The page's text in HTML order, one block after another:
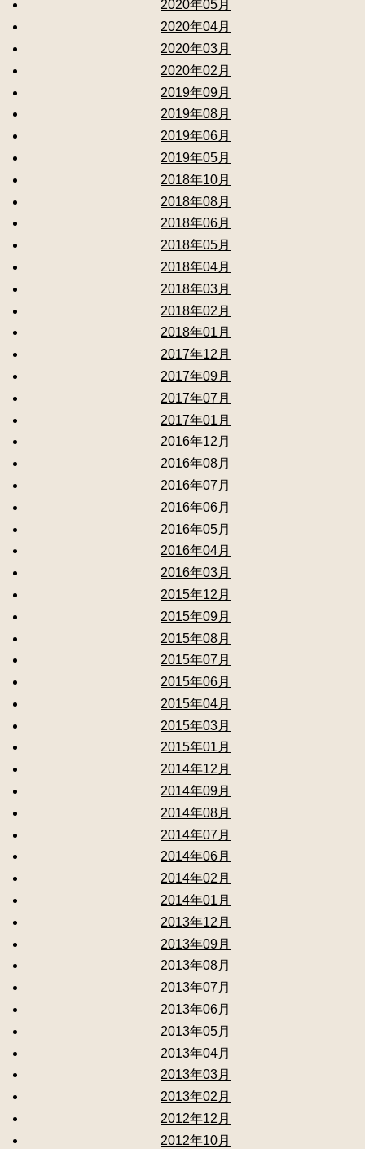
2020年05月
2020年04月
2020年03月
2020年02月
2019年09月
2019年08月
2019年06月
2019年05月
2018年10月
2018年08月
2018年06月
2018年05月
2018年04月
2018年03月
2018年02月
2018年01月
2017年12月
2017年09月
2017年07月
2017年01月
2016年12月
2016年08月
2016年07月
2016年06月
2016年05月
2016年04月
2016年03月
2015年12月
2015年09月
2015年08月
2015年07月
2015年06月
2015年04月
2015年03月
2015年01月
2014年12月
2014年09月
2014年08月
2014年07月
2014年06月
2014年02月
2014年01月
2013年12月
2013年09月
2013年08月
2013年07月
2013年06月
2013年05月
2013年04月
2013年03月
2013年02月
2012年12月
2012年10月